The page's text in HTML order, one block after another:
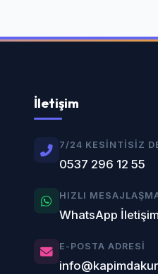
İletişim
7/24 KESINTISIZ
0537 296 12 55
HIZLI
WhatsApp
E-POSTA ADRESI